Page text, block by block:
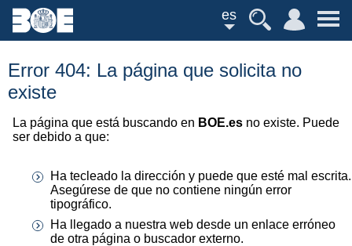
es
Error 404: La página que solicita no
existe
La página que está buscando en BOE.es no existe. Puede
ser debido a que:
Ha tecleado la dirección y puede que esté mal escrita.
Asegúrese de que no contiene ningún error
tipográfico.
Ha llegado a nuestra web desde un enlace erróneo
de otra página o buscador externo.